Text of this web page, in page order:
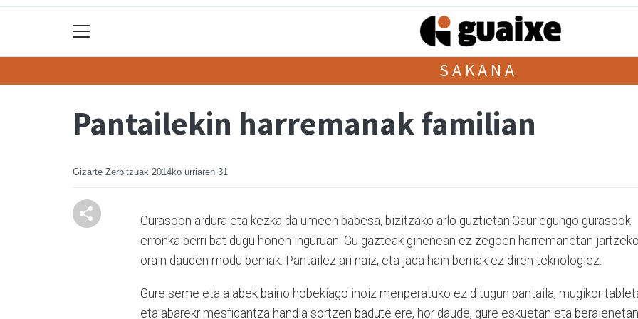
SAKANA
Pantailekin harremanak familian
Gizarte Zerbitzuak 2014ko urriaren 31
Gurasoon ardura eta kezka da umeen babesa, bizitzako arlo guztietan.Gaur egungo gurasook
erronka berri bat dugu honen inguruan. Gu gazteak ginenean ez zegoen harremanetan
orain dauden modu berriak. Pantailez ari naiz, eta jada hain berriak ez diren teknologiez.
Gure seme eta alabek baino hobekiago inoiz menperatuko ez ditugun pantaila, mugikor
eta abarekr mesfidantza handia sortzen badute ere, hor daude, gure eskuetan eta